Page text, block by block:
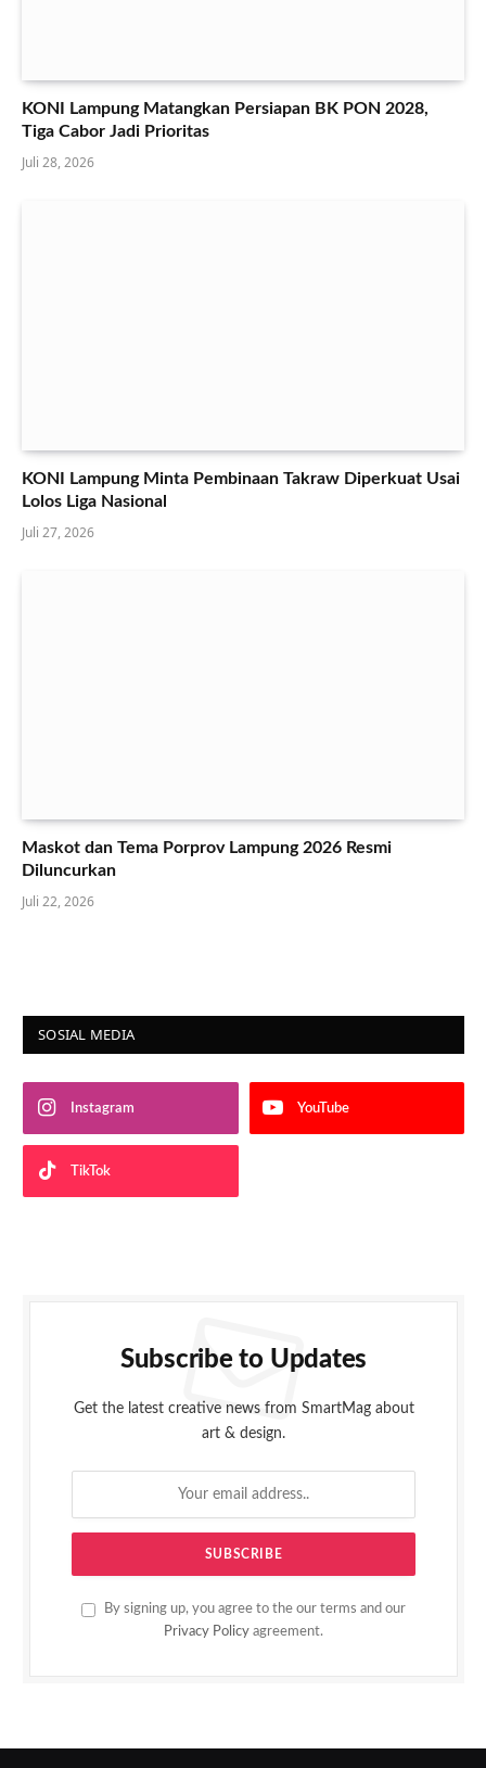
KONI Lampung Matangkan Persiapan BK PON 2028,
Tiga Cabor Jadi Prioritas
Juli 28, 2026
KONI Lampung Minta Pembinaan Takraw Diperkuat Usai
Lolos Liga Nasional
Juli 27, 2026
Maskot dan Tema Porprov Lampung 2026 Resmi
Diluncurkan
Juli 22, 2026
SOSIAL MEDIA
Instagram YouTube
TikTok
Subscribe to Updates
Get the latest creative news from SmartMag about
art & design.
By signing up, you agree to the our terms and our
Privacy Policy agreement.